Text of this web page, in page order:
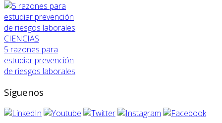
CIENCIAS
5 razones para
estudiar prevención
de riesgos laborales
Síguenos